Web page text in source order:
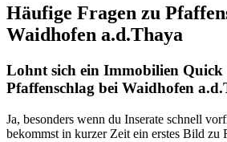
Häufige Fragen zu
Waidhofen a.d.Thaya
Lohnt sich ein Immobilien
Pfaffenschlag bei Waidhofen
Ja, besonders wenn du Inserate schnell
bekommst in kurzer Zeit ein erstes Bild zu